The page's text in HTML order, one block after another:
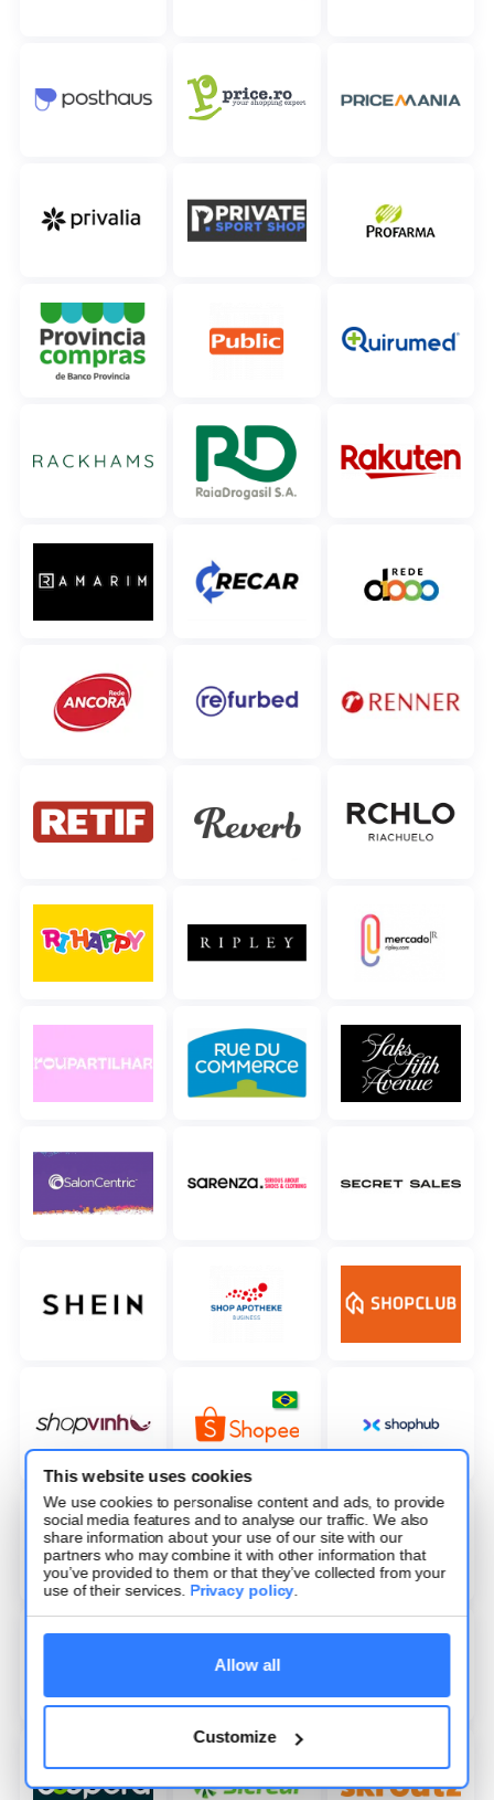
This website uses cookies
We use cookies to personalise content and ads, to provide
social media features and to analyse our traffic. We also
share information about your use of our site with our
partners who may combine it with other information that
you’ve provided to them or that they’ve collected from your
use of their services. Privacy policy.
Allow all
Customize